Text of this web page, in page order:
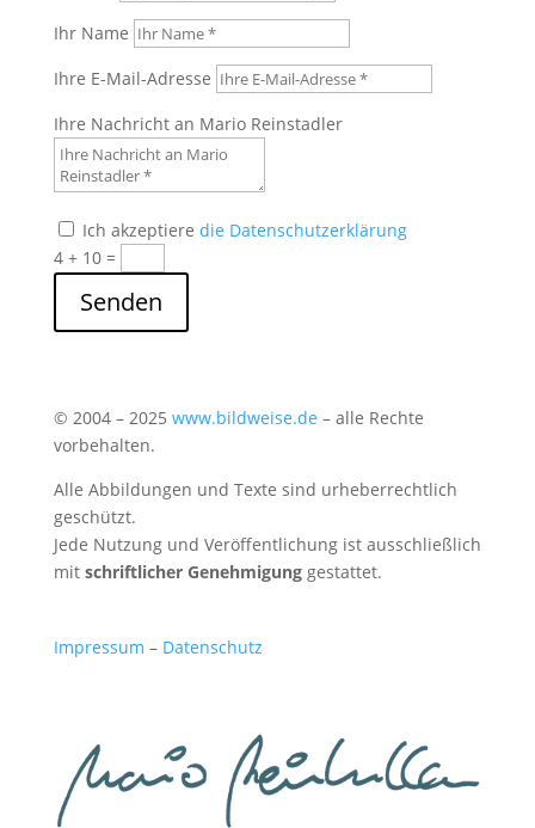
Ihr Name
Ihre E-Mail-Adresse
Ihre Nachricht an Mario Reinstadler
Ich akzeptiere die Datenschutzerklärung
4 + 10=
Senden
© 2004 – 2025 www.bildweise.de – alle Rechte
vorbehalten.
Alle Abbildungen und Texte sind urheberrechtlich
geschützt.
Jede Nutzung und Veröffentlichung ist ausschließlich
mit schriftlicher Genehmigunggestattet.
Impressum – Datenschutz